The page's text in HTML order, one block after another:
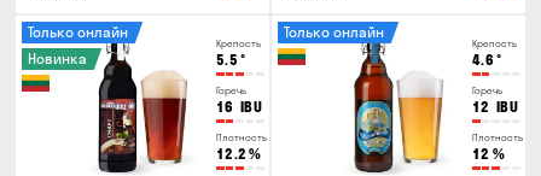
Крепость
5.5 °
Горечь
16 IBU
Плотность
12.2 %
Только онлайн
Новинка
Крепость
4.6 °
Горечь
12 IBU
Плотность
12 %
Только онлайн